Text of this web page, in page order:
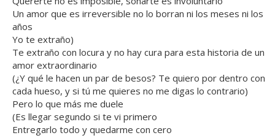
Un amor que es irreversible no lo borran ni los meses ni los
años
Yo te extraño)
Te extraño con locura y no hay cura para esta historia de un
amor extraordinario
(¿Y qué le hacen un par de besos? Te quiero por dentro con
cada hueso, y si tú me quieres no me digas lo contrario)
Pero lo que más me duele
(Es llegar segundo si te vi primero
Entregarlo todo y quedarme con cero